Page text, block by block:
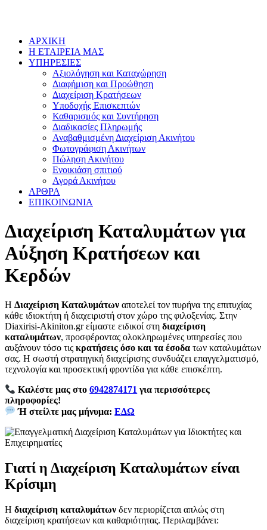
ΑΡΧΙΚΗ
Η ΕΤΑΙΡΕΙΑ ΜΑΣ
ΥΠΗΡΕΣΙΕΣ
Αξιολόγηση και Καταχώρηση
Διαφήμιση και Προώθηση
Διαχείριση Κρατήσεων
Υποδοχής Επισκεπτών
Καθαρισμός και Συντήρηση
Διαδικασίες Πληρωμής
Αναβαθμισμένη Διαχείριση Ακινήτου
Φωτογράφιση Ακινήτων
Πώληση Ακινήτου
Ενοικιάση σπιτιού
Αγορά Ακινήτου
ΑΡΘΡΑ
ΕΠΙΚΟΙΝΩΝΙΑ
Διαχείριση Καταλυμάτων για
Αύξηση Κρατήσεων και
Κερδών
Η Διαχείριση Καταλυμάτων αποτελεί τον πυρήνα της επιτυχίας
κάθε ιδιοκτήτη ή διαχειριστή στον χώρο της φιλοξενίας. Στην
Diaxirisi-Akiniton.grείμαστε ειδικοί στη διαχείριση
καταλυμάτων, προσφέροντας ολοκληρωμένες υπηρεσίες που
αυξάνουν τόσο τις κρατήσεις όσο και τα έσοδα των καταλυμάτων
σας. Η σωστή στρατηγική διαχείρισης συνδυάζει επαγγελματισμό,
τεχνολογία και προσεκτική φροντίδα για κάθε επισκέπτη.
Καλέστε μας στο6942874171 για περισσότερες
πληροφορίες!
Ή στείλτε μας μήνυμα:ΕΔΩ
Γιατί η Διαχείριση Καταλυμάτων είναι
Κρίσιμη
Η διαχείριση καταλυμάτων δεν περιορίζεται απλώς στη
διαχείριση κρατήσεων και καθαριότητας. Περιλαμβάνει: